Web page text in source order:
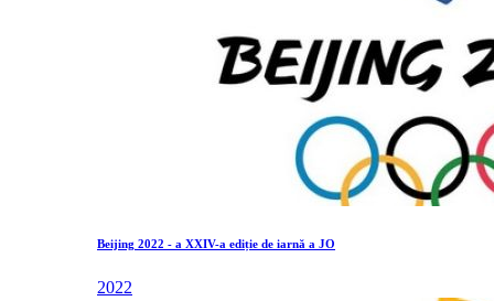
Beijing 2022 - a XXIV-a ediție de iarnă a JO
2022